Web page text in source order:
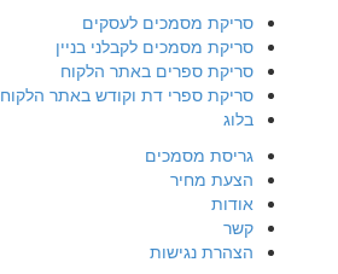
סריקת מסמכים לעסקים
סריקת מסמכים לקבלני בניין
סריקת ספרים באתר הלקוח
סריקת ספרי דת וקודש באתר הלקוח
בלוג
גריסת מסמכים
הצעת מחיר
אודות
קשר
הצהרת נגישות